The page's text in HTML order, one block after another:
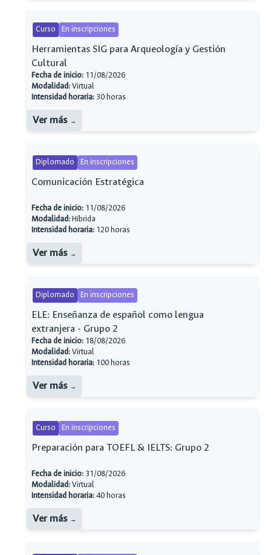
Curso En inscripciones
Herramientas SIG para Arqueología y Gestión
Cultural
Fecha de inicio: 11/08/2026
Modalidad:Virtual
Intensidad horaria: 30 horas
Ver más
Diplomado En inscripciones
Comunicación Estratégica
Fecha de inicio: 11/08/2026
Modalidad:Híbrida
Intensidad horaria: 120 horas
Ver más
Diplomado En inscripciones
ELE: Enseñanza de español como lengua
extranjera - Grupo 2
Fecha de inicio: 18/08/2026
Modalidad:Virtual
Intensidad horaria: 100 horas
Ver más
Curso En inscripciones
Preparación para TOEFL & IELTS: Grupo 2
Fecha de inicio: 31/08/2026
Modalidad:Virtual
Intensidad horaria: 40 horas
Ver más